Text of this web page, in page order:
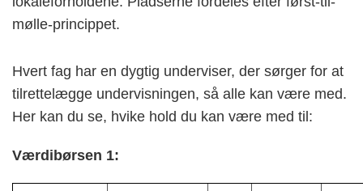
mølle-princippet.
Hvert fag har en dygtig underviser, der sørger for at
tilrettelægge undervisningen, så alle kan være med.
Her kan du se, hvike hold du kan være med til:
Værdibørsen 1: